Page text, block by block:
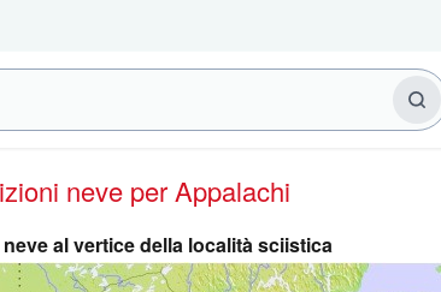
neve per Appalachi
al vertice della località sciistica